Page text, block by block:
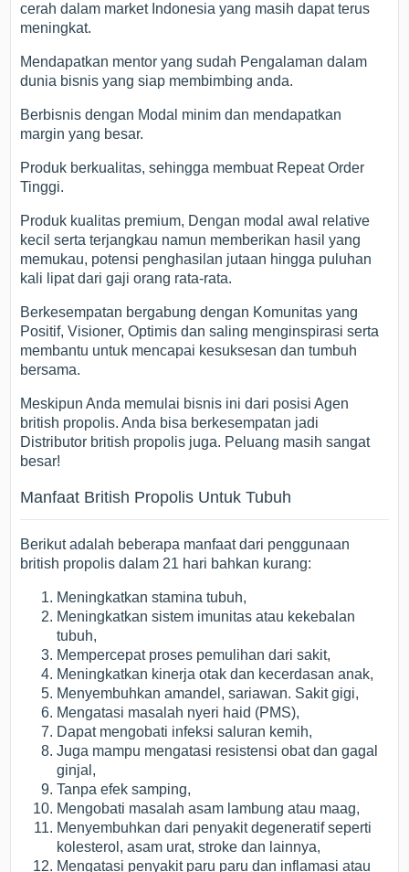
cerah dalam market Indonesia yang masih dapat terus
meningkat.
Mendapatkan mentor yang sudah Pengalaman dalam
dunia bisnis yang siap membimbing anda.
Berbisnis dengan Modal minim dan mendapatkan
margin yang besar.
Produk berkualitas, sehingga membuat Repeat Order
Tinggi.
Produk kualitas premium, Dengan modal awal relative
kecil serta terjangkau namun memberikan hasil yang
memukau, potensi penghasilan jutaan hingga puluhan
kali lipat dari gaji orang rata-rata.
Berkesempatan bergabung dengan Komunitas yang
Positif, Visioner, Optimis dan saling menginspirasi serta
membantu untuk mencapai kesuksesan dan tumbuh
bersama.
Meskipun Anda memulai bisnis ini dari posisi Agen
british propolis. Anda bisa berkesempatan jadi
Distributor british propolis juga. Peluang masih sangat
besar!
Manfaat British Propolis Untuk Tubuh
Berikut adalah beberapa manfaat dari penggunaan
british propolis dalam 21 hari bahkan kurang:
Meningkatkan stamina tubuh,
Meningkatkan sistem imunitas atau kekebalan
tubuh,
Mempercepat proses pemulihan dari sakit,
Meningkatkan kinerja otak dan kecerdasan anak,
Menyembuhkan amandel, sariawan. Sakit gigi,
Mengatasi masalah nyeri haid (PMS),
Dapat mengobati infeksi saluran kemih,
Juga mampu mengatasi resistensi obat dan gagal
ginjal,
Tanpa efek samping,
Mengobati masalah asam lambung atau maag,
Menyembuhkan dari penyakit degeneratif seperti
kolesterol, asam urat, stroke dan lainnya,
Mengatasi penyakit paru paru dan inflamasi atau